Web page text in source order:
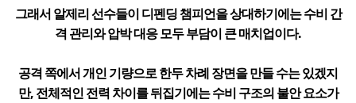
그래서 알제리 선수들이 디펜딩 챔피언을 상대하기에는 수비 간
격 관리와 압박 대응 모두 부담이 큰 매치업이다.
공격 쪽에서 개인 기량으로 한두 차례 장면을 만들 수는 있겠지
만, 전체적인 전력 차이를 뒤집기에는 수비 구조의 불안 요소가